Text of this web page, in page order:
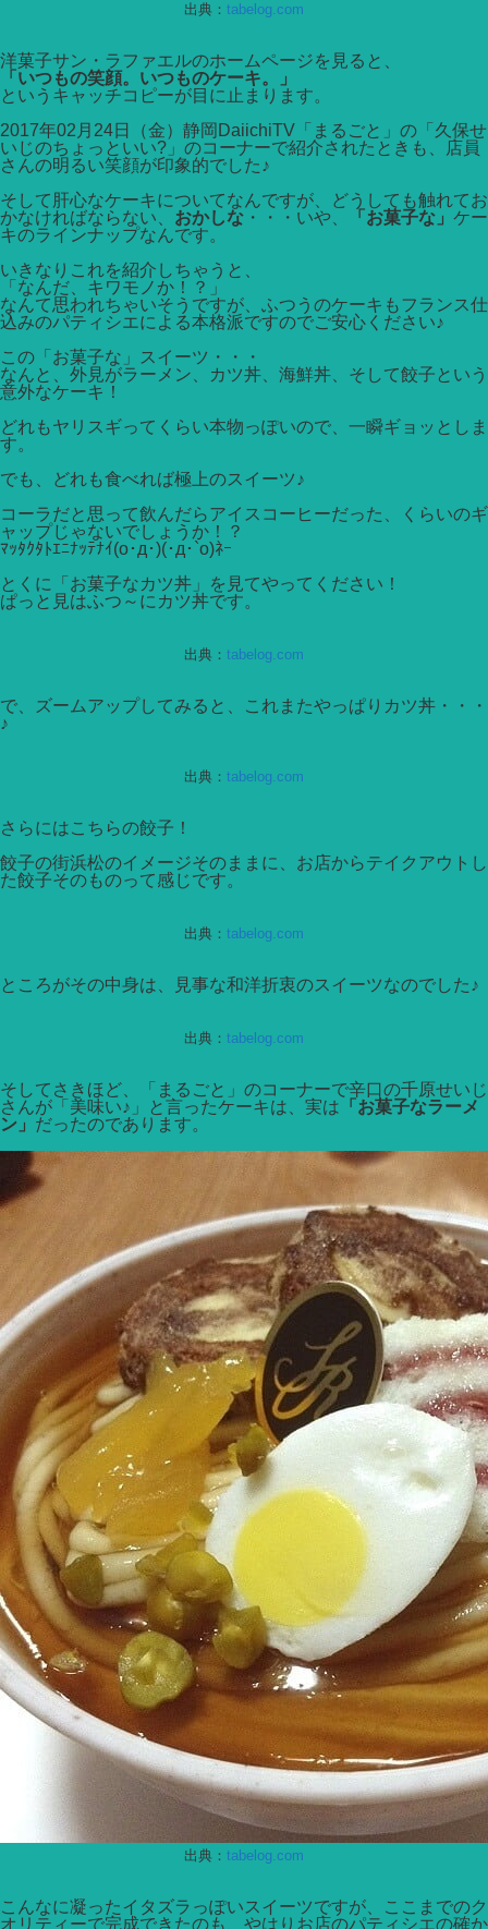
出典： tabelog.com
洋菓子サン・ラファエルのホームページを見ると、
「いつもの笑顔。いつものケーキ。」
というキャッチコピーが目に止まります。
2017年02月24日（金）静岡DaiichiTV「まるごと」の「久保せ
いじのちょっといい?」のコーナーで紹介されたときも、店員
さんの明るい笑顔が印象的でした♪
そして肝心なケーキについてなんですが、どうしても触れてお
かなければならない、 おかしな ・・・いや、 「お菓子な」 ケー
キのラインナップなんです。
いきなりこれを紹介しちゃうと、
「なんだ、キワモノか！？」
なんて思われちゃいそうですが、ふつうのケーキもフランス仕
込みのパティシエによる本格派ですのでご安心ください♪
この「お菓子な」スイーツ・・・
なんと、外見がラーメン、カツ丼、海鮮丼、そして餃子という
意外なケーキ！
どれもヤリスギってくらい本物っぽいので、一瞬ギョッとしま
す。
でも、どれも食べれば極上のスイーツ♪
コーラだと思って飲んだらアイスコーヒーだった、くらいのギ
ャップじゃないでしょうか！？
ﾏｯﾀｸﾀﾄｴﾆﾅｯﾃﾅｲ(ο･д･)(･д･`ο)ﾈｰ
とくに「お菓子なカツ丼」を見てやってください！
ぱっと見はふつ～にカツ丼です。
出典： tabelog.com
で、ズームアップしてみると、これまたやっぱりカツ丼・・・
♪
出典： tabelog.com
さらにはこちらの餃子！
餃子の街浜松のイメージそのままに、お店からテイクアウトし
た餃子そのものって感じです。
出典： tabelog.com
ところがその中身は、見事な和洋折衷のスイーツなのでした♪
出典： tabelog.com
そしてさきほど、「まるごと」のコーナーで辛口の千原せいじ
さんが「美味い♪」と言ったケーキは、実は 「お菓子なラーメ
ン」 だったのであります。
出典： tabelog.com
こんなに凝ったイタズラっぽいスイーツですが、ここまでのク
オリティーで完成できたのも、やはりお店のパティシエの確か